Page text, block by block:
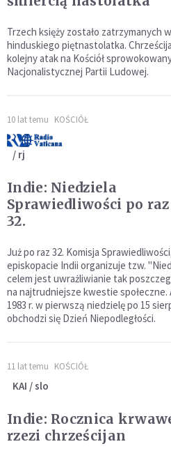
Trzech księży zostało zatrzymanych
hinduskiego piętnastolatka.
kolejny atak na Kościół
Nacjonalistycznej Partii Ludowej.
10 lat temu KOŚCIÓŁ
/ rj
Indie: Niedziela
Sprawiedliwości po raz
32.
Już po raz 32. Komisja
episkopacie Indii organizuje tzw.
celem jest uwrażliwianie tak
na najtrudniejsze kwestie
1983 r. w pierwszą niedzielę po 15
obchodzi się Dzień Niepodległości.
11 lat temu KOŚCIÓŁ
KAI / slo
Indie: Rocznica
rzezi chrześcijan